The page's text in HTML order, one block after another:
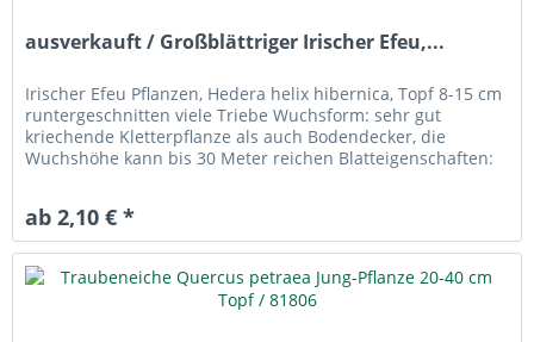
ausverkauft / Großblättriger Irischer Efeu,...
Irischer Efeu Pflanzen, Hedera helix hibernica, Topf 8-15 cm
runtergeschnitten viele Triebe Wuchsform: sehr gut
kriechende Kletterpflanze als auch Bodendecker, die
Wuchshöhe kann bis 30 Meter reichen Blatteigenschaften:
ab 2,10 € *